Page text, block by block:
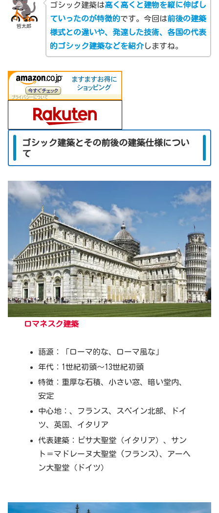
哲太郎
ゴシック建築は高く高くと建物を縦に伸ばし
ていったのが特徴的です。今回は前後の建築
様式との違いや、発達した技術、各国の代表
的ゴシック建築などを紹介しますね。
ゴシック建築とその前後の建築仕様につい
て
ロマネスク建築
語源：「ローマ的な、ローマ風な」
年代：1世紀初頭～13世紀初頭
特徴：重厚な石積、小さい窓、暗い堂内、
安定
中心地：、フランス、スペイン北部、ドイ
ツ、英国、イタリア
代表建築：ピサ大聖堂（イタリア）、サン
ト＝マドレーヌ大聖堂 (フランス)、アーヘ
ン大聖堂（ドイツ）